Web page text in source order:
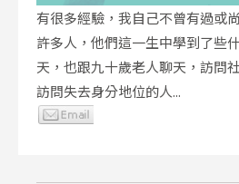
的人生大事，都在這些
有很多經驗，我自己不曾有過或
許多人，他們這一生中學到了些
天，也跟九十歲老人聊天，訪問
訪問失去身分地位的人...